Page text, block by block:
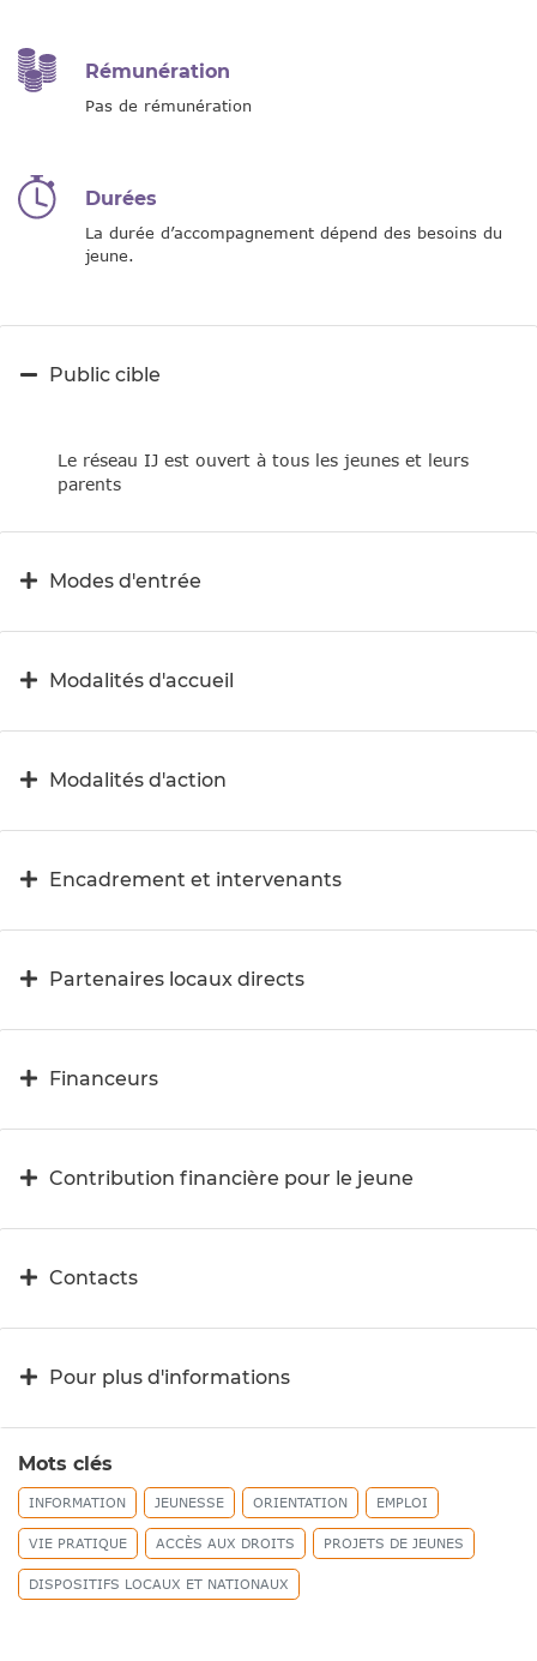
Rémunération
Pas de rémunération
Durées
La durée d’accompagnement dépend des besoins du
jeune.
Public cible
Le réseau IJ est ouvert à tous les jeunes et leurs
parents
Modes d'entrée
Modalités d'accueil
Modalités d'action
Encadrement et intervenants
Partenaires locaux directs
Financeurs
Contribution financière pour le jeune
Contacts
Pour plus d'informations
Mots clés
INFORMATION JEUNESSE ORIENTATION EMPLOI
VIE PRATIQUE ACCÈS AUX DROITS PROJETS DE JEUNES
DISPOSITIFS LOCAUX ET NATIONAUX